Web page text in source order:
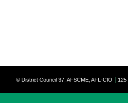
© District Council 37, AFSCME, AFL-CIO 125